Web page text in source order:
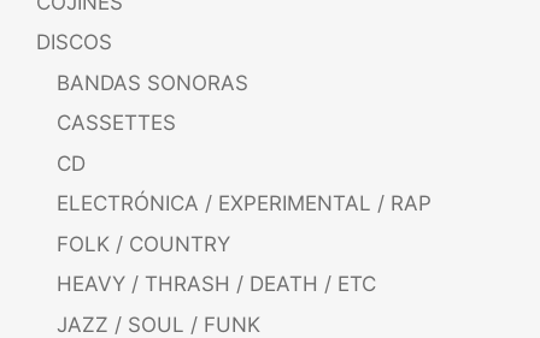
DISCOS
BANDAS SONORAS
CASSETTES
CD
ELECTRÓNICA / EXPERIMENTAL / RAP
FOLK / COUNTRY
HEAVY / THRASH / DEATH / ETC
JAZZ / SOUL / FUNK